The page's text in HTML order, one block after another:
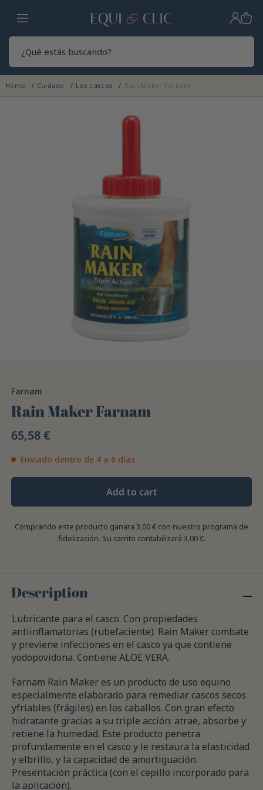
Hogar
Home Cuidado Los cascos Rain Maker Farnam
Farnam
Rain Maker Farnam
65,58 €
Enviado dentro de 4 a 6 días
Add to cart
Comprando este producto ganara 3,00 € con nuestro programa de
fidelización. Su carrito contabilizará 3,00 €.
Description
Lubricante para el casco. Con propiedades
antiinflamatorias (rubefaciente). Rain Maker combate
y previene infecciones en el casco ya que contiene
yodopovidona. Contiene ALOE VERA.
Farnam Rain Maker es un producto de uso equino
especialmente elaborado para remediar cascos secos
yfriables (frágiles) en los caballos. Con gran efecto
hidratante gracias a su triple acción: atrae, absorbe y
retiene la humedad. Este producto penetra
profundamente en el casco y le restaura la elasticidad
y elbrillo, y la capacidad de amortiguación.
Presentación práctica (con el cepillo incorporado para
la aplicación).